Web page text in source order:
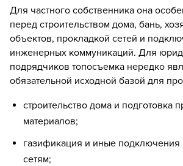
Для частного собственника она
перед строительством дома, бань,
объектов, прокладкой сетей и
инженерных коммуникаций. Для
подрядчиков топосъемка нередко
обязательной исходной базой для
строительство дома и подготовка
материалов;
газификация и иные
сетям;